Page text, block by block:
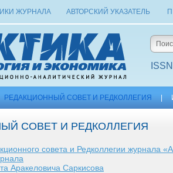
ЖУРНАЛА АВТОРСКИЙ УКАЗАТЕЛЬ
РЕДАКЦИОННЫЙ СОВЕТ И РЕДКОЛЛЕГИЯ
СОВЕТ И РЕДКОЛЛЕГИЯ
совета и Редколлегии журнала
Аракеловича Саркисова